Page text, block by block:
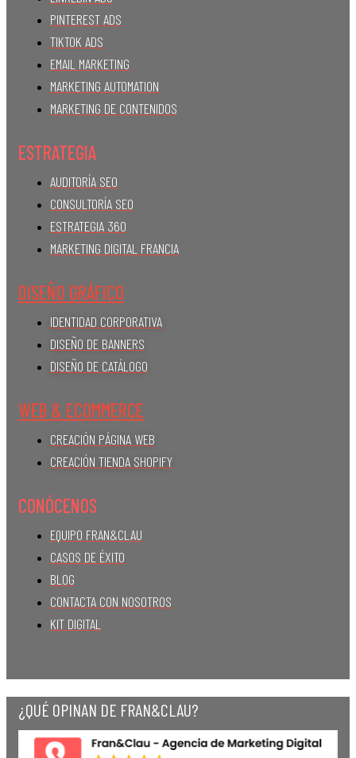
PINTEREST ADS
TIKTOK ADS
EMAIL MARKETING
MARKETING AUTOMATION
MARKETING DE CONTENIDOS
ESTRATEGIA
AUDITORÍA SEO
CONSULTORÍA SEO
ESTRATEGIA 360
MARKETING DIGITAL FRANCIA
DISEÑO GRÁFICO
IDENTIDAD CORPORATIVA
DISEÑO DE BANNERS
DISEÑO DE CATÁLOGO
WEB & ECOMMERCE
CREACIÓN PÁGINA WEB
CREACIÓN TIENDA SHOPIFY
CONÓCENOS
EQUIPO FRAN&CLAU
CASOS DE ÉXITO
BLOG
CONTACTA CON NOSOTROS
KIT DIGITAL
¿QUÉ OPINAN DE FRAN&CLAU?